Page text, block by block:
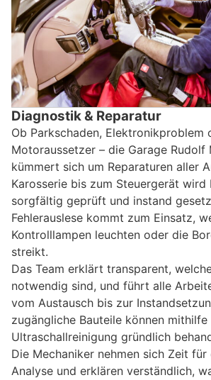
Diagnostik & Reparatur
Ob Parkschaden, Elektronikproblem
Motoraussetzer – die Garage Rudolf
kümmert sich um Reparaturen aller
Karosserie bis zum Steuergerät wird
sorgfältig geprüft und instand
Fehlerauslese kommt zum Einsatz,
Kontrolllampen leuchten oder die
streikt.
Das Team erklärt transparent,
notwendig sind, und führt alle
vom Austausch bis zur
zugängliche Bauteile können mithilfe
Ultraschallreinigung gründlich
Die Mechaniker nehmen sich Zeit für
Analyse und erklären verständlich,